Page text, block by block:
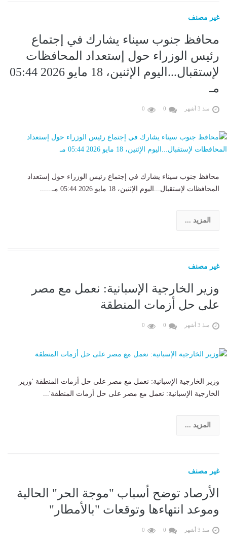
غير مصنف
محافظ جنوب سيناء يشارك في إجتماع
رئيس الوزراء حول إستعداد المحافظات
لإستقبال...اليوم الإثنين، 18 مايو 2026 05:44
مـ
منذ 3 أشهر 0
0
محافظ جنوب سيناء يشارك في إجتماع رئيس الوزراء حول إستعداد
المحافظات لإستقبال...اليوم الإثنين، 18 مايو 2026 05:44 مـ......
المزيد ...
غير مصنف
وزير الخارجية الإسبانية: نعمل مع مصر
على حل أزمات المنطقة
منذ 3 أشهر 0
0
وزير الخارجية الإسبانية: نعمل مع مصر على حل أزمات المنطقة 'وزير
الخارجية الإسبانية: نعمل مع مصر على حل أزمات المنطقة'...
المزيد ...
غير مصنف
الأرصاد توضح أسباب "موجة الحر" الحالية
وموعد انتهاءها وتوقعات "بالأمطار"
منذ 3 أشهر 0
0